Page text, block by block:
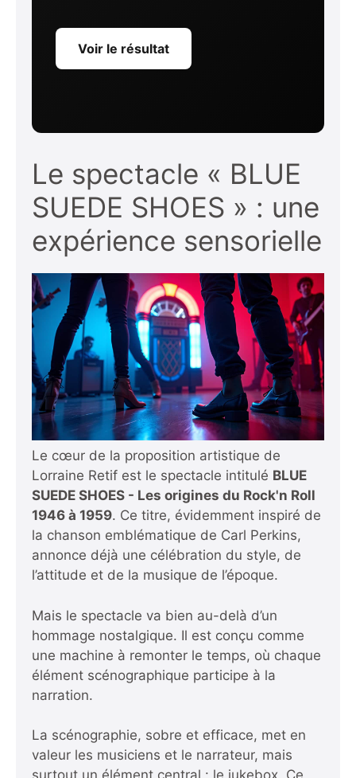
Voir le résultat
Le spectacle « BLUE
SUEDE SHOES » : une
expérience sensorielle
Le cœur de la proposition artistique de
Lorraine Retif est le spectacle intitulé BLUE
SUEDE SHOES - Les origines du Rock'n Roll
1946 à 1959. Ce titre, évidemment inspiré de
la chanson emblématique de Carl Perkins,
annonce déjà une célébration du style, de
l’attitude et de la musique de l’époque.
Mais le spectacle va bien au-delà d’un
hommage nostalgique. Il est conçu comme
une machine à remonter le temps, où chaque
élément scénographique participe à la
narration.
La scénographie, sobre et efficace, met en
valeur les musiciens et le narrateur, mais